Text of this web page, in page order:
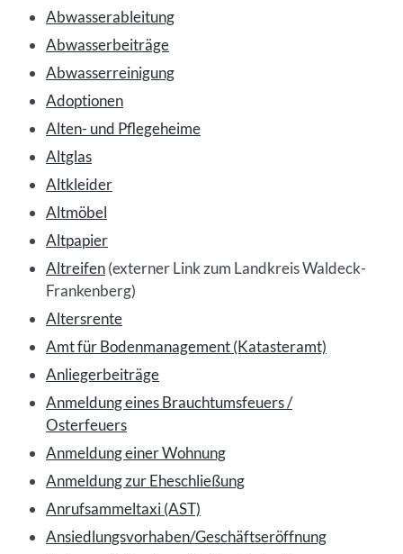
Abwasserableitung
Abwasserbeiträge
Abwasserreinigung
Adoptionen
Alten- und Pflegeheime
Altglas
Altkleider
Altmöbel
Altpapier
Altreifen(externer Link zum Landkreis Waldeck-
Frankenberg)
Altersrente
Amt für Bodenmanagement (Katasteramt)
Anliegerbeiträge
Anmeldung eines Brauchtumsfeuers /
Osterfeuers
Anmeldung einer Wohnung
Anmeldung zur Eheschließung
Anrufsammeltaxi (AST)
Ansiedlungsvorhaben/Geschäftseröffnung